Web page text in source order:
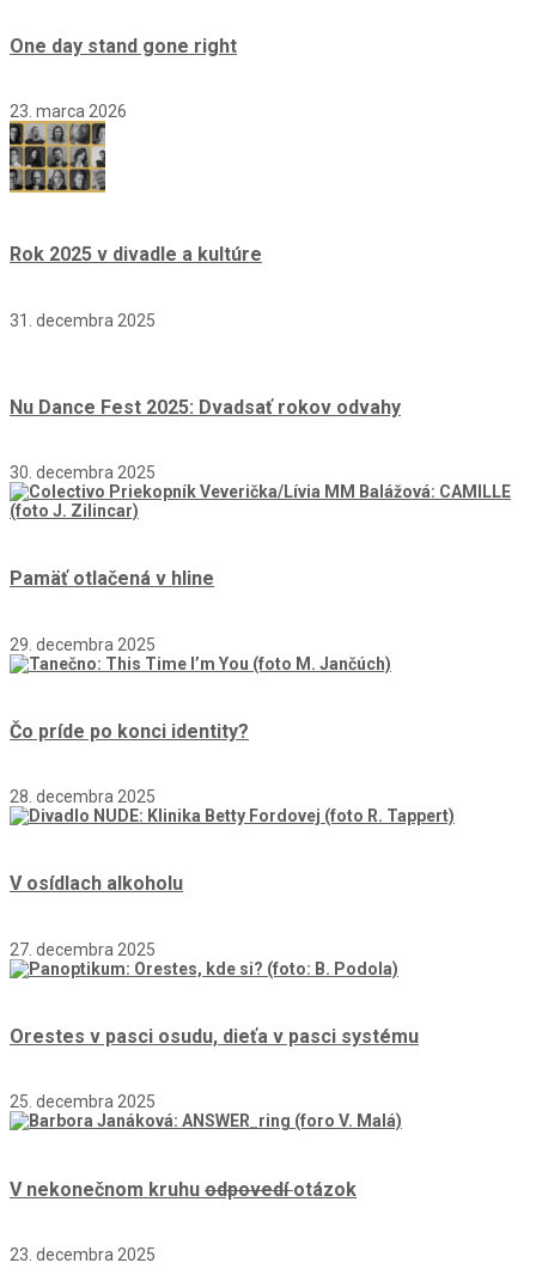
One day stand gone right
23. marca 2026
Rok 2025 v divadle a kultúre
31. decembra 2025
Nu Dance Fest 2025: Dvadsať rokov odvahy
30. decembra 2025
Pamäť otlačená v hline
29. decembra 2025
Čo príde po konci identity?
28. decembra 2025
V osídlach alkoholu
27. decembra 2025
Orestes v pasci osudu, dieťa v pasci systému
25. decembra 2025
V nekonečnom kruhu odpovedíotázok
23. decembra 2025